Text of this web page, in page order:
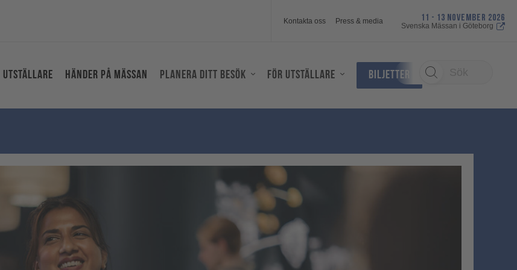
Kontakta oss Press & media 11 - 13 NOVEMBER 2026
Svenska Mässan i Göteborg
Utställare Händer på mässan Planera ditt besök För utställare Biljetter